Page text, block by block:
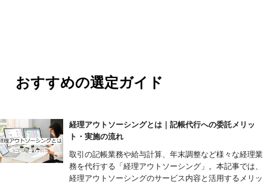
おすすめの選定ガイド
経理アウトソーシングとは｜記帳代行への委託メリッ
ト・実施の流れ
取引の記帳業務や給与計算、年末調整など様々な経理業
務を代行する「経理アウトソーシング」。本記事では、
経理アウトソーシングのサービス内容と活用するメリッ